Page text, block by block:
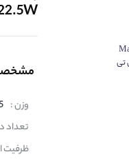
وزن :
تعداد
ظرفیت